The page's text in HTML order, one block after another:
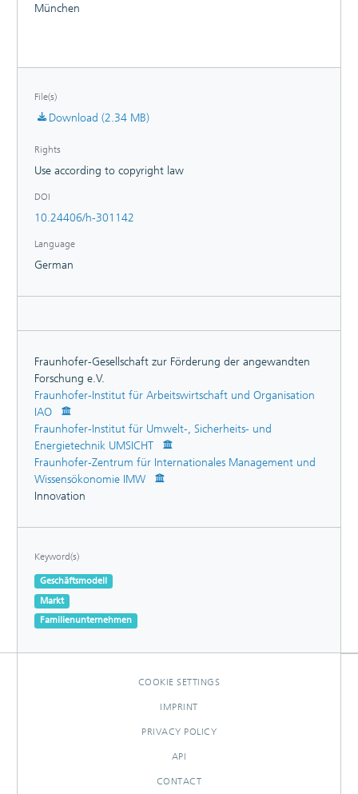
München
File(s)
Download (2.34 MB)
Rights
Use according to copyright law
DOI
10.24406/h-301142
Language
German
Fraunhofer-Gesellschaft zur Förderung der angewandten
Forschung e.V.
Fraunhofer-Institut für Arbeitswirtschaft und Organisation
IAO
Fraunhofer-Institut für Umwelt-, Sicherheits- und
Energietechnik UMSICHT
Fraunhofer-Zentrum für Internationales Management und
Wissensökonomie IMW
Innovation
Keyword(s)
Geschäftsmodell
Markt
Familienunternehmen
COOKIE SETTINGS
IMPRINT
PRIVACY POLICY
API
CONTACT